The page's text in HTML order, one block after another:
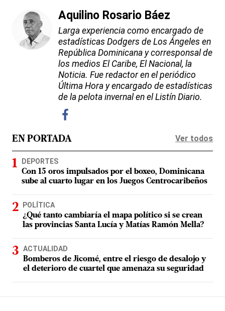
Aquilino Rosario Báez
Larga experiencia como encargado de
estadísticas Dodgers de Los Ángeles en
República Dominicana y corresponsal de
los medios El Caribe, El Nacional, la
Noticia. Fue redactor en el periódico
Última Hora y encargado de estadísticas
de la pelota invernal en el Listín Diario.
EN PORTADA Ver todos
DEPORTES
Con 15 oros impulsados por el boxeo, Dominicana
sube al cuarto lugar en los Juegos Centrocaribeños
POLÍTICA
¿Qué tanto cambiaría el mapa político si se crean
las provincias Santa Lucía y Matías Ramón Mella?
ACTUALIDAD
Bomberos de Jicomé, entre el riesgo de desalojo y
el deterioro de cuartel que amenaza su seguridad